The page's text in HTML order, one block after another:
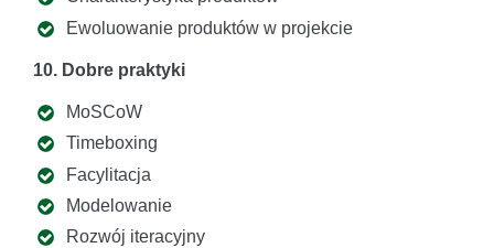
Ewoluowanie produktów w projekcie
10. Dobre praktyki
MoSCoW
Timeboxing
Facylitacja
Modelowanie
Rozwój iteracyjny